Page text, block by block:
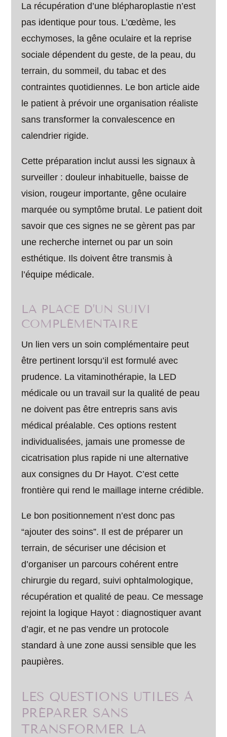
La récupération d’une blépharoplastie n’est
pas identique pour tous. L’œdème, les
ecchymoses, la gêne oculaire et la reprise
sociale dépendent du geste, de la peau, du
terrain, du sommeil, du tabac et des
contraintes quotidiennes. Le bon article aide
le patient à prévoir une organisation réaliste
sans transformer la convalescence en
calendrier rigide.
Cette préparation inclut aussi les signaux à
surveiller : douleur inhabituelle, baisse de
vision, rougeur importante, gêne oculaire
marquée ou symptôme brutal. Le patient doit
savoir que ces signes ne se gèrent pas par
une recherche internet ou par un soin
esthétique. Ils doivent être transmis à
l’équipe médicale.
LA PLACE D’UN SUIVI
COMPLÉMENTAIRE
Un lien vers un soin complémentaire peut
être pertinent lorsqu’il est formulé avec
prudence. La vitaminothérapie, la LED
médicale ou un travail sur la qualité de peau
ne doivent pas être entrepris sans avis
médical préalable. Ces options restent
individualisées, jamais une promesse de
cicatrisation plus rapide ni une alternative
aux consignes du Dr Hayot. C’est cette
frontière qui rend le maillage interne crédible.
Le bon positionnement n’est donc pas
“ajouter des soins”. Il est de préparer un
terrain, de sécuriser une décision et
d’organiser un parcours cohérent entre
chirurgie du regard, suivi ophtalmologique,
récupération et qualité de peau. Ce message
rejoint la logique Hayot : diagnostiquer avant
d’agir, et ne pas vendre un protocole
standard à une zone aussi sensible que les
paupières.
LES QUESTIONS UTILES À
PRÉPARER SANS
TRANSFORMER LA